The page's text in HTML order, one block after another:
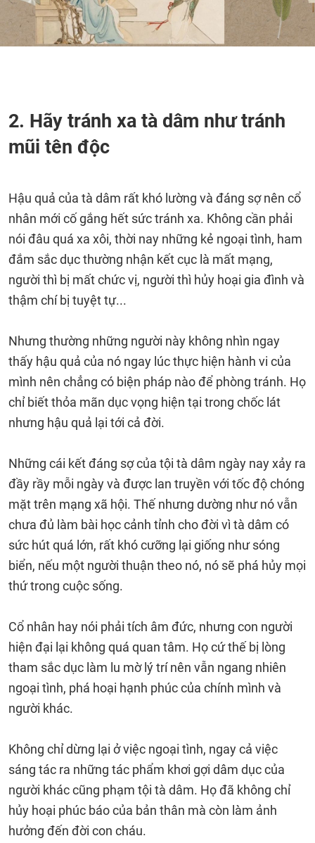
2. Hãy tránh xa tà dâm như tránh
mũi tên độc
Hậu quả của tà dâm rất khó lường và đáng sợ nên cổ
nhân mới cố gắng hết sức tránh xa. Không cần phải
nói đâu quá xa xôi, thời nay những kẻ ngoại tình, ham
đắm sắc dục thường nhận kết cục là mất mạng,
người thì bị mất chức vị, người thì hủy hoại gia đình và
thậm chí bị tuyệt tự...
Nhưng thường những người này không nhìn ngay
thấy hậu quả của nó ngay lúc thực hiện hành vi của
mình nên chẳng có biện pháp nào để phòng tránh. Họ
chỉ biết thỏa mãn dục vọng hiện tại trong chốc lát
nhưng hậu quả lại tới cả đời.
Những cái kết đáng sợ của tội tà dâm ngày nay xảy ra
đầy rầy mỗi ngày và được lan truyền với tốc độ chóng
mặt trên mạng xã hội. Thế nhưng dường như nó vẫn
chưa đủ làm bài học cảnh tỉnh cho đời vì tà dâm có
sức hút quá lớn, rất khó cưỡng lại giống như sóng
biển, nếu một người thuận theo nó, nó sẽ phá hủy mọi
thứ trong cuộc sống.
Cổ nhân hay nói phải tích âm đức, nhưng con người
hiện đại lại không quá quan tâm. Họ cứ thế bị lòng
tham sắc dục làm lu mờ lý trí nên vẫn ngang nhiên
ngoại tình, phá hoại hạnh phúc của chính mình và
người khác.
Không chỉ dừng lại ở việc ngoại tình, ngay cả việc
sáng tác ra những tác phẩm khơi gợi dâm dục của
người khác cũng phạm tội tà dâm. Họ đã không chỉ
hủy hoại phúc báo của bản thân mà còn làm ảnh
hưởng đến đời con cháu.